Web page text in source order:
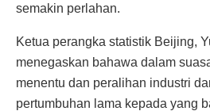
semakin perlahan.
Ketua perangka statistik Beijing,
menegaskan bahawa dalam
menentu dan peralihan industri
pertumbuhan lama kepada yang